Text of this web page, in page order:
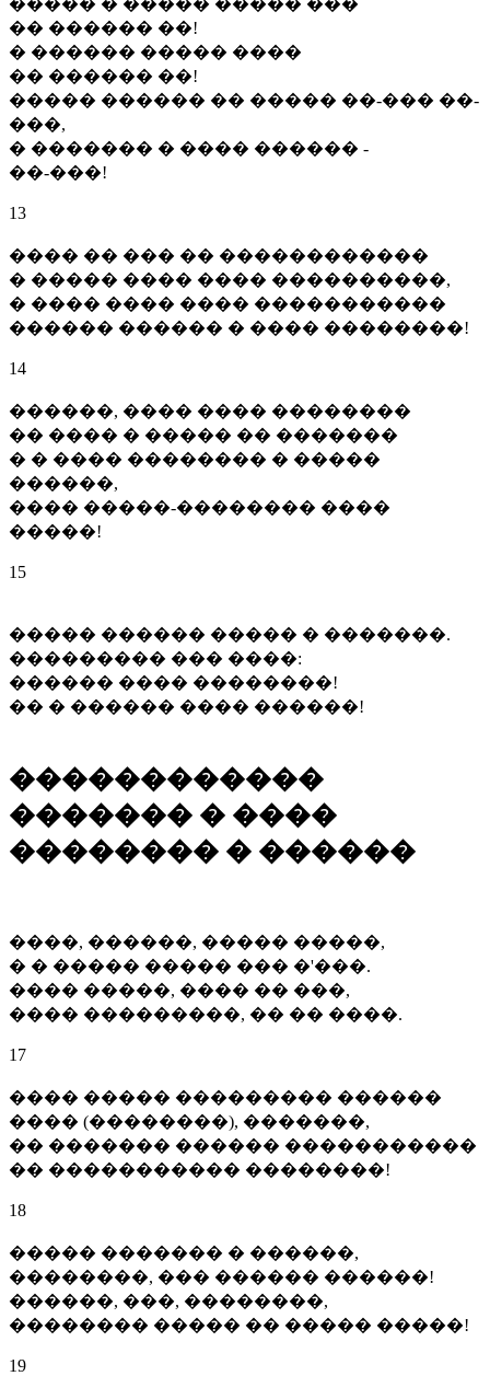
�� ������ ��!
� ������ ����� ����
�� ������ ��!
����� ������ �� ����� ��-��� ��-
���,
� ������� � ���� ������ -
��-���!
13
���� �� ��� �� ������������
� ����� ���� ���� ����������,
� ���� ���� ���� �����������
������ ������ � ���� ��������!
14
������, ���� ���� ��������
�� ���� � ����� �� �������
� � ���� �������� � �����
������,
���� �����-�������� ����
�����!
15
����� ������ ����� � �������.
��������� ��� ����:
������ ���� ��������!
�� � ������ ���� ������!
������������
������� � ����
�������� � ������
����, ������, ����� �����,
� � ����� ����� ��� �'���.
���� �����, ���� �� ���,
���� ���������, �� �� ����.
17
���� ����� ��������� ������
���� (��������), �������,
�� ������� ������ �����������
�� ����������� ��������!
18
����� ������� � ������,
��������, ��� ������ ������!
������, ���, ��������,
�������� ����� �� ����� �����!
19